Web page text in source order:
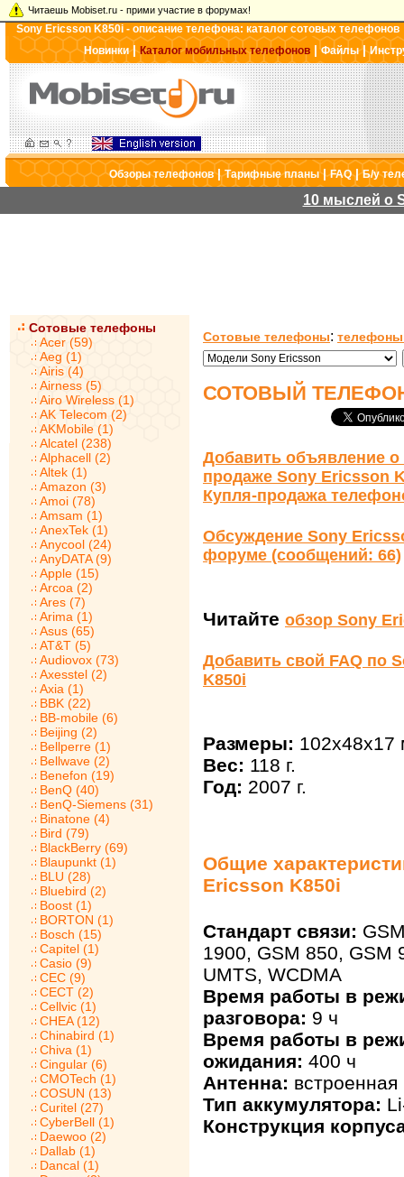
Читаешь Mobiset.ru - прими участие в форумах!
Sony Ericsson K850i - описание телефона: каталог сотовых телефонов
Новинки|Каталог мобильных телефонов |Файлы|
Обзоры телефонов|Тарифные планы|FAQ|Б/у
10 мыслей о
Сотовые телефоны
Acer (59)
Aeg (1)
Airis (4)
Airness (5)
Airo Wireless (1)
AK Telecom (2)
AKMobile (1)
Alcatel (238)
Alphacell (2)
Altek (1)
Amazon (3)
Amoi (78)
Amsam (1)
AnexTek (1)
Anycool (24)
AnyDATA (9)
Apple (15)
Arcoa (2)
Ares (7)
Arima (1)
Asus (65)
AT&T (5)
Audiovox (73)
Axesstel (2)
Axia (1)
BBK (22)
BB-mobile (6)
Beijing (2)
Bellperre (1)
Bellwave (2)
Benefon (19)
BenQ (40)
BenQ-Siemens (31)
Binatone (4)
Bird (79)
BlackBerry (69)
Blaupunkt (1)
BLU (28)
Bluebird (2)
Boost (1)
BORTON (1)
Bosch (15)
Capitel (1)
Casio (9)
CEC (9)
CECT (2)
Cellvic (1)
CHEA (12)
Chinabird (1)
Chiva (1)
Cingular (6)
CMOTech (1)
COSUN (13)
Curitel (27)
CyberBell (1)
Daewoo (2)
Dallab (1)
Dancal (1)
Сотовые телефоны:
СОТОВЫЙ ТЕЛЕФОН
Добавить объявление о
продаже Sony Ericsson
Купля-продажа
Обсуждение Sony
форуме (сообщений: 66)
Читайте обзор Sony
Добавить свой FAQ по
K850i
Размеры: 102x48x17
Вес: 118 г.
Год: 2007 г.
Общие
Ericsson K850i
Стандарт связи:
1900, GSM 850, GSM
UMTS, WCDMA
Время работы в
разговора: 9 ч
Время работы в
ожидания: 400 ч
Антенна: встроенная
Тип аккумулятора:
Конструкция